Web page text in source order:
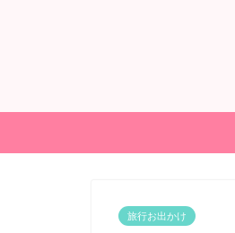
旅行お出かけ